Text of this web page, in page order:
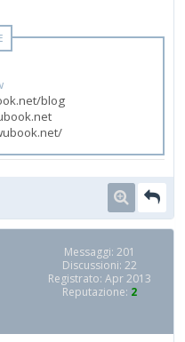
blog
Messaggi: 201
Discussioni: 22
Registrato: Apr 2013
Reputazione: 2